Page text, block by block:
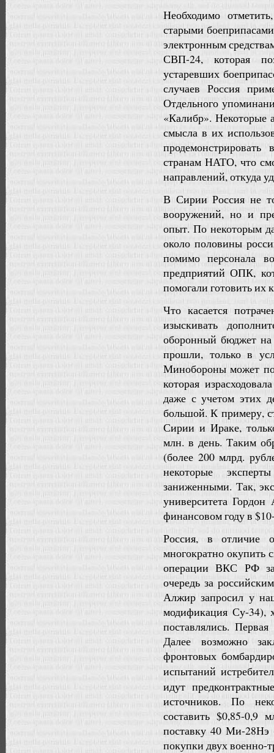
Необходимо
старыми
электронным
СВП-24, которая
устаревших
случаев Россия
Отдельного
«Калибр». Некоторые
смысла в их
странам НАТО, что
направлений, откуда
В Сирии Россия не
вооружений, но и
опыт. По некоторым
около половины
помимо персонала
предприятий ОПК,
помогали готовить их
Что касается
изыскивать
оборонный бюджет на
прошли, только в
Минобороны может
которая
даже с учетом этих
большой. К примеру,
Сирии и Ираке,
млн. в день. Таким
(более 200 млрд.
некоторые
заниженными. Так,
университета
финансовом году в
Россия, в
многократно окупить
операции ВКС РФ
очередь за
Алжир запросил у
модификация Су-34),
поставлялись.
Далее возможно
фронтовых
испытаний
идут
источников. По
составить $0,85-0,9
поставку 40 Ми-28Нэ
покупки двух